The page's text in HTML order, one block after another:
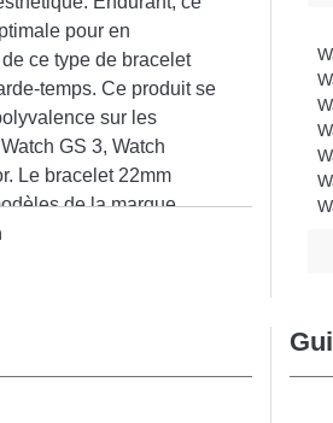
pour en
ce type de bracelet
temps. Ce produit se
sur les
GS 3, Watch
Le bracelet 22mm
de la marque.